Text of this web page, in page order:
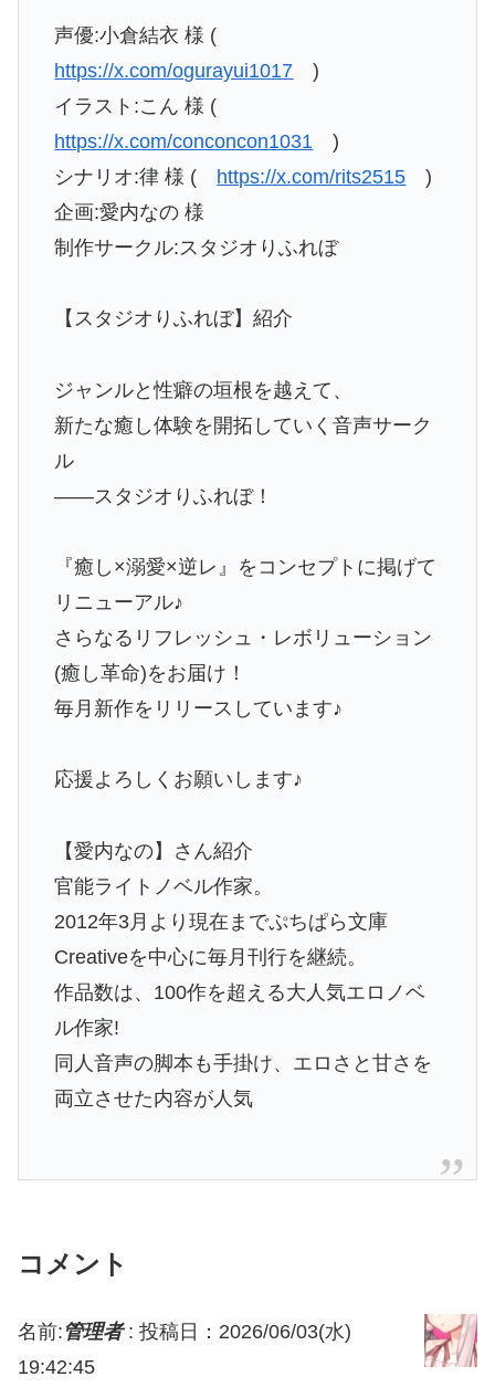
声優:小倉結衣 様 (
https://x.com/ogurayui1017 )
イラスト:こん 様 (
https://x.com/conconcon1031 )
シナリオ:律 様 ( https://x.com/rits2515 )
企画:愛内なの 様
制作サークル:スタジオりふれぼ
【スタジオりふれぼ】紹介
ジャンルと性癖の垣根を越えて、
新たな癒し体験を開拓していく音声サーク
ル
――スタジオりふれぼ！
『癒し×溺愛×逆レ』をコンセプトに掲げて
リニューアル♪
さらなるリフレッシュ・レボリューション
(癒し革命)をお届け！
毎月新作をリリースしています♪
応援よろしくお願いします♪
【愛内なの】さん紹介
官能ライトノベル作家。
2012年3月より現在までぷちぱら文庫
Creativeを中心に毎月刊行を継続。
作品数は、100作を超える大人気エロノベ
ル作家!
同人音声の脚本も手掛け、エロさと甘さを
両立させた内容が人気
コメント
名前: 管理者: 投稿日：2026/06/03(水)
19:42:45